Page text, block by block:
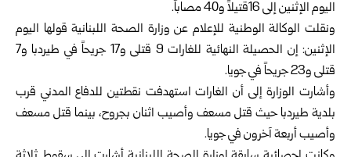
اليوم الإثنين إلى 16قتيلاً و40 مصاباً.
ونقلت الوكالة الوطنية للإعلام عن وزارة الصحة اللبنانية قولها اليوم
الإثنين: إن الحصيلة النهائية للغارات 9 قتلى و17 جريحاً في طيردبا و7
قتلى و23 جريحاً في جويا.
وأشارت الوزارة إلى أن الغارات استهدفت نقطتين للدفاع المدني قرب
بلدية طيردبا حيث قتل مسعف وأصيب اثنان بجروح، بينما قتل مسعف
وأصيب أربعة آخرون في جويا.